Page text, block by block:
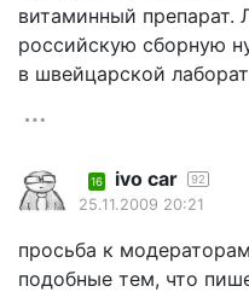
витаминный препарат.
российскую сборную
в швейцарской
16 ivo car 92
25.11.2009 20:21
просьба к
подобные тем, что